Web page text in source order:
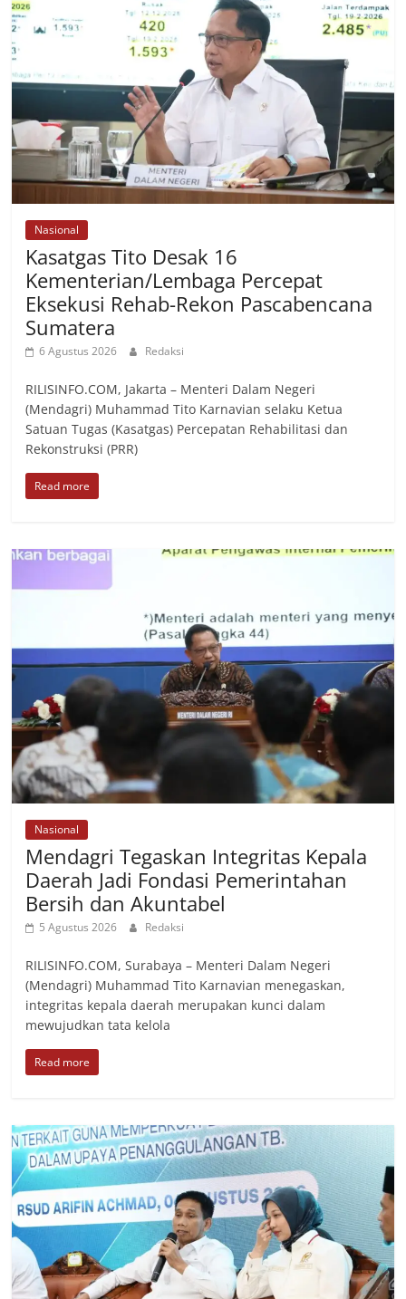
Nasional
Kasatgas Tito Desak 16
Kementerian/Lembaga Percepat
Eksekusi Rehab-Rekon Pascabencana
Sumatera
6 Agustus 2026 Redaksi
RILISINFO.COM, Jakarta – Menteri Dalam Negeri
(Mendagri) Muhammad Tito Karnavian selaku Ketua
Satuan Tugas (Kasatgas) Percepatan Rehabilitasi dan
Rekonstruksi (PRR)
Read more
Nasional
Mendagri Tegaskan Integritas Kepala
Daerah Jadi Fondasi Pemerintahan
Bersih dan Akuntabel
5 Agustus 2026 Redaksi
RILISINFO.COM, Surabaya – Menteri Dalam Negeri
(Mendagri) Muhammad Tito Karnavian menegaskan,
integritas kepala daerah merupakan kunci dalam
mewujudkan tata kelola
Read more